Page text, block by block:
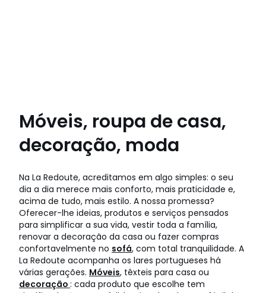
Móveis, roupa de casa,
decoração, moda
Na La Redoute, acreditamos em algo simples: o seu
dia a dia merece mais conforto, mais praticidade e,
acima de tudo, mais estilo. A nossa promessa?
Oferecer-lhe ideias, produtos e serviços pensados
para simplificar a sua vida, vestir toda a família,
renovar a decoração da casa ou fazer compras
confortavelmente no sofá, com total tranquilidade. A
La Redoute acompanha os lares portugueses há
várias gerações. Móveis, têxteis para casa ou
decoração : cada produto que escolhe tem